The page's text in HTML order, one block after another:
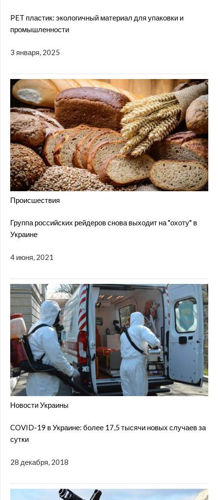
PET пластик: экологичный материал для упаковки и
промышленности
3 января, 2025
Происшествия
Группа российских рейдеров снова выходит на "охоту" в
Украине
4 июня, 2021
Новости Украины
COVID-19 в Украине: более 17,5 тысячи новых случаев за
сутки
28 декабря, 2018